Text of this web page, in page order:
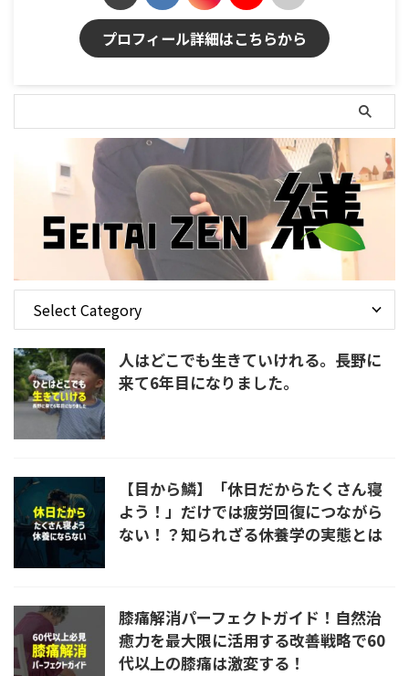
プロフィール詳細はこちらから
人はどこでも生きていけれる。長野に
来て6年目になりました。
【目から鱗】「休日だからたくさん寝
よう！」だけでは疲労回復につながら
ない！？知られざる休養学の実態とは
膝痛解消パーフェクトガイド！自然治
癒力を最大限に活用する改善戦略で60
代以上の膝痛は激変する！